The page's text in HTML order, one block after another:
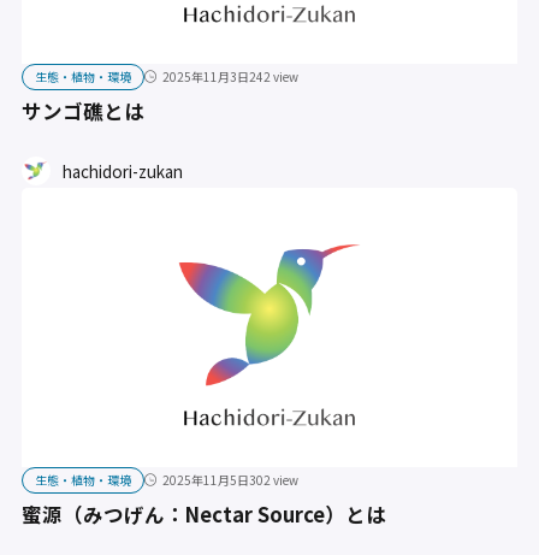
生態・植物・環境 2025年11月3日242 view
サンゴ礁とは
hachidori-zukan
生態・植物・環境 2025年11月5日302 view
蜜源（みつげん：Nectar Source）とは